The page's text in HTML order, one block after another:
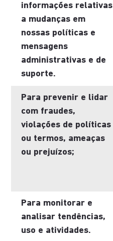
informações relativas
a mudanças em
nossas políticas e
mensagens
administrativas e de
suporte.
Para prevenir e lidar
com fraudes,
violações de políticas
ou termos, ameaças
ou prejuízos;
Para monitorar e
analisar tendências,
uso e atividades.